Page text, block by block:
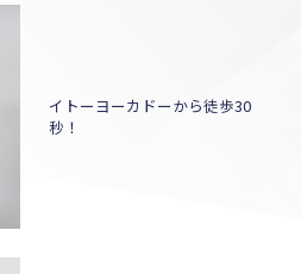
イトーヨーカドーから徒歩30
秒！